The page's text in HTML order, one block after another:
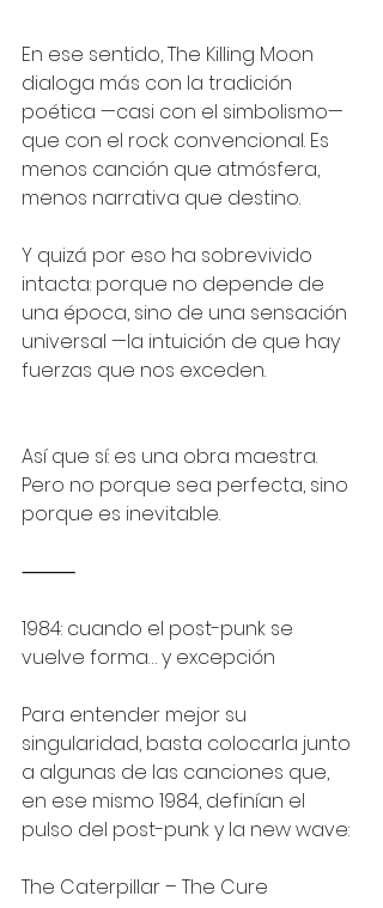
En ese sentido, The Killing Moon
dialoga más con la tradición
poética —casi con el simbolismo—
que con el rock convencional. Es
menos canción que atmósfera,
menos narrativa que destino.
Y quizá por eso ha sobrevivido
intacta: porque no depende de
una época, sino de una sensación
universal —la intuición de que hay
fuerzas que nos exceden.
Así que sí: es una obra maestra.
Pero no porque sea perfecta, sino
porque es inevitable.
⸻
1984: cuando el post-punk se
vuelve forma… y excepción
Para entender mejor su
singularidad, basta colocarla junto
a algunas de las canciones que,
en ese mismo 1984, definían el
pulso del post-punk y la new wave:
The Caterpillar – The Cure